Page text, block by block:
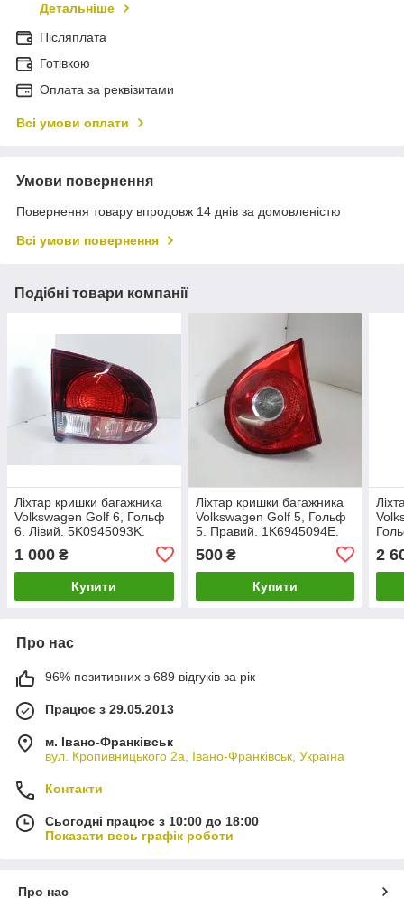
Детальніше
Післяплата
Готівкою
Оплата за реквізитами
Всі умови оплати
Умови повернення
Повернення товару впродовж 14 днів за домовленістю
Всі умови повернення
Подібні товари компанії
Ліхтар кришки багажника
Volkswagen Golf 6, Гольф
6. Лівий. 5K0945093K.
1 000 ₴
Купити
Ліхтар кришки багажника
Volkswagen Golf 5, Гольф
5. Правий. 1K6945094E.
500₴
Купити
2
Про нас
96% позитивних з 689 відгуків за рік
Працює з 29.05.2013
м. Івано-Франківськ
вул. Кропивницького 2а, Івано-Франківськ, Україна
Контакти
Сьогодні працює з 10:00 до 18:00
Показати весь графік роботи
Про нас